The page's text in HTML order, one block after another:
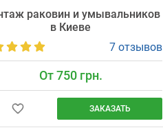
раковин и умывальников
в Киеве
7 отзывов
От 750 грн.
ЗАКАЗАТЬ